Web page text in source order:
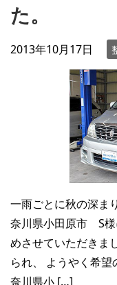
た。
2013年10月17日
一雨ごとに秋の深ま
奈川県小田原市 S
めさせていただきま
られ、 ようやく希
奈川県小 […]